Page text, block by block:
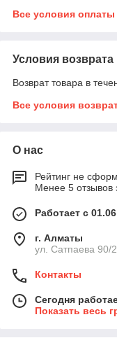
Все условия оплаты
Условия возврата
Возврат товара в
Все условия
О нас
Рейтинг не
Менее 5 отзывов
Работает с
г. Алматы
ул. Сатпаева 90/
Контакты
Сегодня
Показать весь